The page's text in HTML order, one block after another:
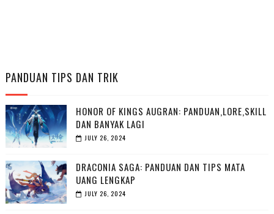
PANDUAN TIPS DAN TRIK
HONOR OF KINGS AUGRAN: PANDUAN,LORE,SKILL
DAN BANYAK LAGI
JULY 26, 2024
DRACONIA SAGA: PANDUAN DAN TIPS MATA
UANG LENGKAP
JULY 26, 2024